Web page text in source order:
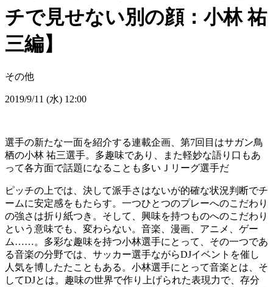
チで見せない別の顔：小林 祐
三編】
その他
2019/9/11 (水) 12:00
選手の新たな一面を紹介する連載企画、第7回目はサガン鳥
栖の小林 祐三選手。多趣味であり、また軽妙な語り口もあ
って各方面で話題になることも多いＪリーグ選手だ
ピッチの上では、決して派手さはないが的確な状況判断でチ
ームに安定感をもたらす。一つひとつのプレーへのこだわり
の強さは折り紙つき。そして、興味を持つものへのこだわり
という意味でも、変わらない。音楽、漫画、アニメ、ゲー
ム……。多彩な趣味を持つ小林選手にとって、その一つであ
る音楽の分野では、サッカー選手ながらDJイベントを催し
人気を博したたこともある。小林選手にとって音楽とは、そ
してDJとは。趣味の世界で作り上げられた表現力で、存分